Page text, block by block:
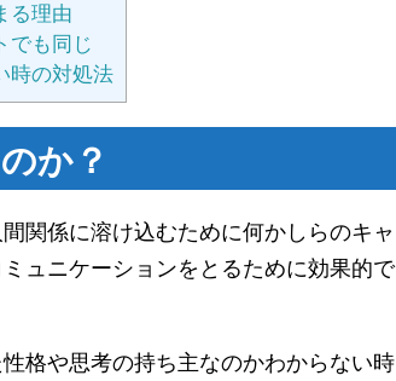
る理由
でも同じ
時の対処法
か？
関係に溶け込むために何かしらのキャ
ュニケーションをとるために効果的で
格や思考の持ち主なのかわからない時